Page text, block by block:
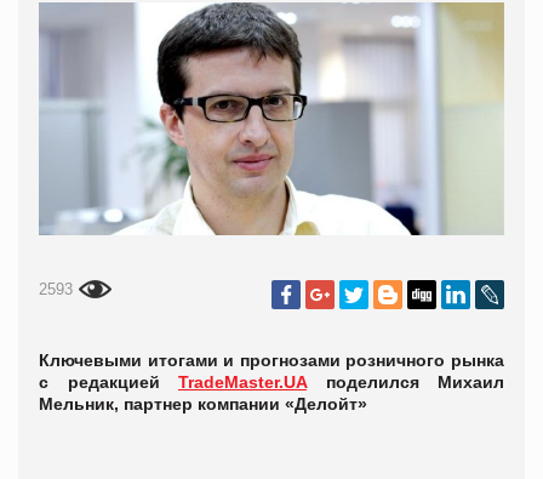
2593
Ключевыми итогами и прогнозами розничного рынка
с редакцией TradeMaster.UAподелился Михаил
Мельник, партнер компании «Делойт»